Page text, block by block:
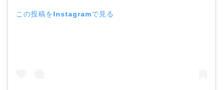
この投稿をInstagramで見る